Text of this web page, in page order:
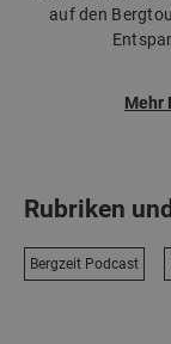
auf den
Mehr
Rubriken
Bergzeit Podcast